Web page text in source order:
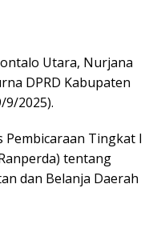
Utara, Nurjana
DPRD Kabupaten
9/2025).
Pembicaraan Tingkat I
tentang
dan Belanja Daerah